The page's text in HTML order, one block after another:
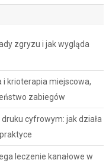
zgryzu i jak wygląda
i krioterapia miejscowa,
zabiegów
cyfrowym: jak działa
leczenie kanałowe w